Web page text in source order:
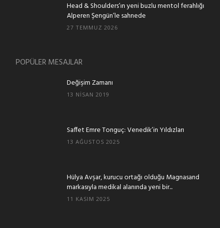
Head & Shoulders’ın yeni buzlu mentol ferahlığı
Alperen Şengün’le sahnede
27 TEMMUZ 2026
POPÜLER MESAJLAR
Değişim Zamanı
13 NISAN 2019
Saffet Emre Tonguç: Venedik’in Yıldızları
13 AĞUSTOS 2025
Hülya Avşar, kurucu ortağı olduğu Magnasand
markasıyla medikal alanında yeni bir...
11 KASIM 2025